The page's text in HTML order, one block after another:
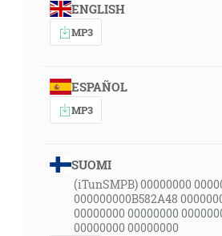
ENGLISH
MP3
ESPAÑOL
MP3
SUOMI
(iTunSMPB) 00000000
000000000B582A48
00000000 00000000
00000000 00000000